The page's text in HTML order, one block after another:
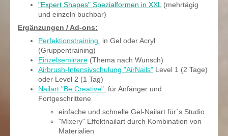
"Expert Shapes" Spezialformen in XXL(mehrtägig
und einzeln buchbar)
Ergänzungen / Ad-ons:
Perfektionstraining
in Gel oder Acryl
(Gruppentraining)
Einzelseminare (Thema nach Wunsch)
Airbrush-Intensivschulung "AirNails" Level 1 (2 Tage)
oder Level 2 (1 Tag)
Nailart "Be Creative" für Anfänger und
Fortgeschrittene
einfache und schnelle Gel-Nailart für´s Studio
"Mixery" Effektnailart durch Kombination von
Materialien